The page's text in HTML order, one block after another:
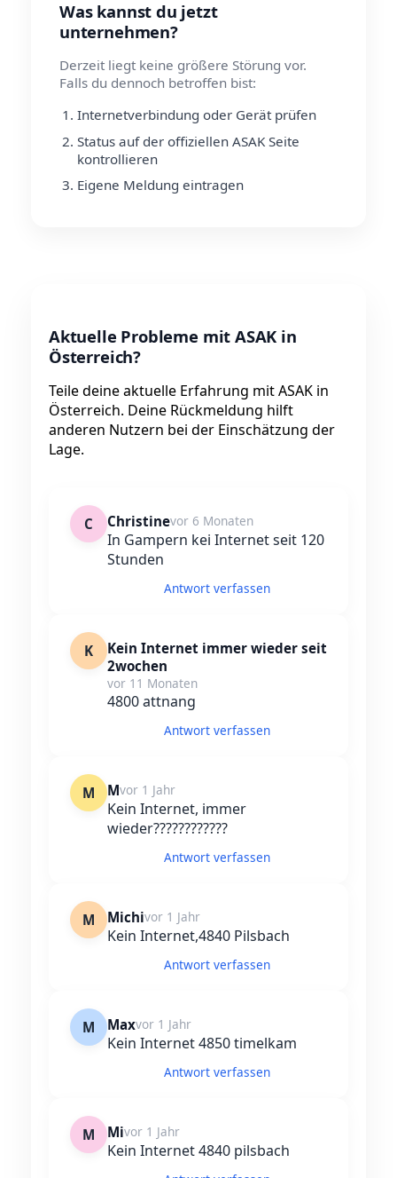
Was kannst du jetzt
unternehmen?
Derzeit liegt keine größere Störung vor.
Falls du dennoch betroffen bist:
Internetverbindung oder Gerät prüfen
Status auf der offiziellen ASAK Seite
kontrollieren
Eigene Meldung eintragen
Aktuelle Probleme mit ASAK in
Österreich?
Teile deine aktuelle Erfahrung mit ASAK in
Österreich. Deine Rückmeldung hilft
anderen Nutzern bei der Einschätzung der
Lage.
C Christinevor 6 Monaten
In Gampern kei Internet seit 120
Stunden
Antwort verfassen
K
Kein Internet immer wieder seit
2wochen
vor 11 Monaten
4800 attnang
Antwort verfassen
M Mvor 1 Jahr
Kein Internet, immer
wieder????????????
Antwort verfassen
M Michivor 1 Jahr
Kein Internet,4840 Pilsbach
Antwort verfassen
M Maxvor 1 Jahr
Kein Internet 4850 timelkam
Antwort verfassen
M Mivor 1 Jahr
Kein Internet 4840 pilsbach